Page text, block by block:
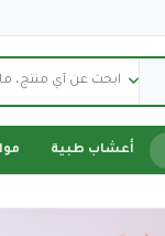
أعشاب طبية